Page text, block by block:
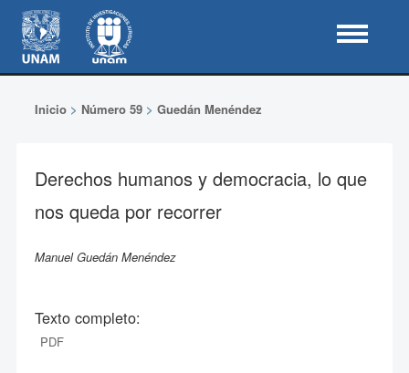
Inicio> Número 59> Guedán Menéndez
Derechos humanos y democracia, lo que
nos queda por recorrer
Manuel Guedán Menéndez
Texto completo:
PDF